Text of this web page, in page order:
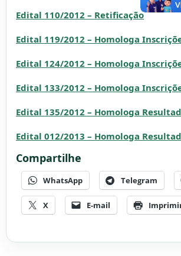
Edital 110/2012 – Retificação
Edital 119/2012 – Homologa
Edital 124/2012 – Homologa
Edital 133/2012 – Homologa
Edital 135/2012 – Homologa
Edital 012/2013 – Homologa
Compartilhe
WhatsApp Telegram
X E-mail